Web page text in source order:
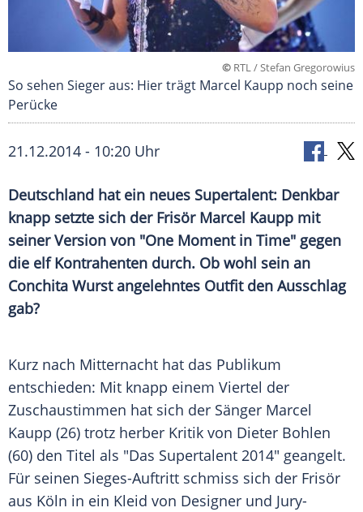
© RTL / Stefan Gregorowius
So sehen Sieger aus: Hier trägt Marcel Kaupp noch seine
Perücke
21.12.2014 - 10:20 Uhr
Deutschland hat ein neues Supertalent: Denkbar
knapp setzte sich der Frisör Marcel Kaupp mit
seiner Version von "One Moment in Time" gegen
die elf Kontrahenten durch. Ob wohl sein an
Conchita Wurst angelehntes Outfit den Ausschlag
gab?
Kurz nach Mitternacht hat das Publikum
entschieden: Mit knapp einem Viertel der
Zuschaustimmen hat sich der Sänger Marcel
Kaupp (26) trotz herber Kritik von Dieter Bohlen
(60) den Titel als "Das Supertalent 2014" geangelt.
Für seinen Sieges-Auftritt schmiss sich der Frisör
aus Köln in ein Kleid von Designer und Jury-